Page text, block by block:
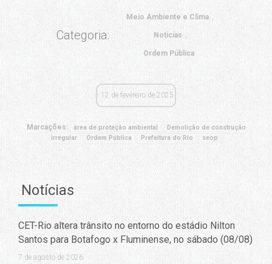
Categoria:
Meio Ambiente e Clima
Notícias
Ordem Pública
12 de fevereiro de 2025
Marcações: área de proteção ambiental
Demolição de construção
irregular
Ordem Pública Prefeitura do Rio seop
Notícias
CET-Rio altera trânsito no entorno do estádio Nilton
Santos para Botafogo x Fluminense, no sábado (08/08)
7 de agosto de 2026